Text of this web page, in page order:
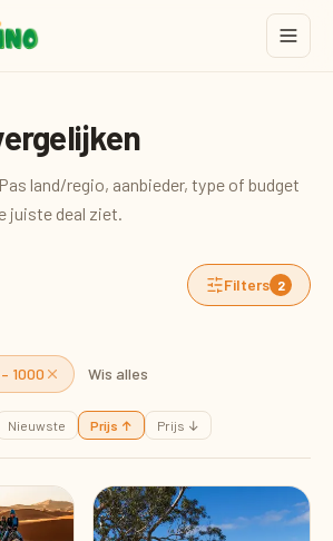
land/regio, aanbieder, type of budget
juiste deal ziet.
Filters 2
1000 Wis alles
Nieuwste Prijs ↑ Prijs ↓